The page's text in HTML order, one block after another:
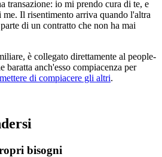
transazione: io mi prendo cura di te, e
Il risentimento arriva quando l'altra
di un contratto che non ha mai
è collegato direttamente al people-
anch'esso compiacenza per
di compiacere gli altri.
bisogni